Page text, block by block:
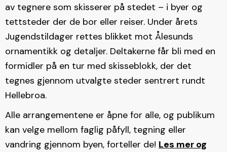
av tegnere som skisserer på stedet – i byer og
tettsteder der de bor eller reiser. Under årets
Jugendstildager rettes blikket mot Ålesunds
ornamentikk og detaljer. Deltakerne får bli med en
formidler på en tur med skisseblokk, der det
tegnes gjennom utvalgte steder sentrert rundt
Hellebroa.
Alle arrangementene er åpne for alle, og publikum
kan velge mellom faglig påfyll, tegning eller
vandring gjennom byen, forteller de! Les mer og